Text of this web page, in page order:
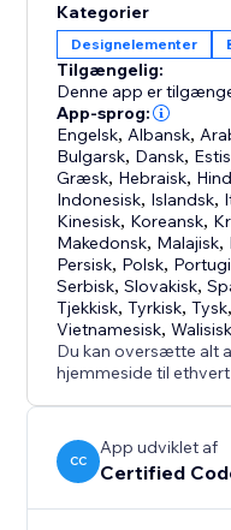
Kategorier
Designelementer
Tilgængelig:
Denne app er
App-sprog:
Engelsk, Albansk,
Bulgarsk, Dansk,
Græsk, Hebraisk,
Indonesisk, Islandsk,
Kinesisk, Koreansk,
Makedonsk, Malajisk,
Persisk, Polsk,
Serbisk,Slovakisk,
Tjekkisk,Tyrkisk,Tysk
Vietnamesisk,Walisisk
Du kan oversætte alt
hjemmeside til
CC
App udviklet af
Certified